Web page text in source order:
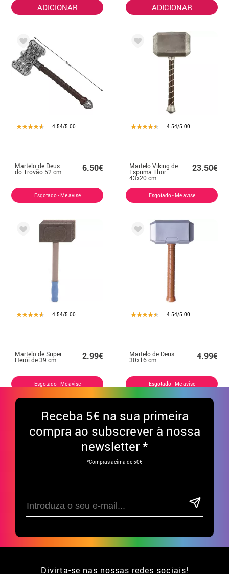
ADICIONAR ADICIONAR
4.54/5.00
Martelo de Deus
do Trovão 52 cm 6.50€
Esgotado - Me avise
4.54/5.00
Martelo Viking de
Espuma Thor
43x20 cm
23.50€
Esgotado - Me avise
4.54/5.00
Martelo de Super
Herói de 39 cm 2.99€
Esgotado - Me avise
4.54/5.00
Martelo de Deus
30x16 cm 4.99€
Esgotado - Me avise
Receba 5€ na sua primeira
compra ao subscrever à nossa
newsletter *
*Compras acima de 50€
Divirta-se nas nossas redes sociais!